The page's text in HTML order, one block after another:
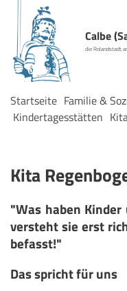
Calbe
die Rolandstadt
Startseite Familie &
Kindertagesstätten
Kita
"Was haben
versteht sie erst
befasst!"
Das spricht für uns